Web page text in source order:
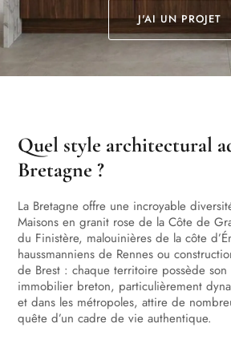
J'AI UN PROJET
Quel style architectural
Bretagne ?
La Bretagne offre une incroyable
Maisons en granit rose de la Côte de
du Finistère, malouinières de la côte
haussmanniens de Rennes ou
de Brest : chaque territoire possède
immobilier breton, particulièrement
et dans les métropoles, attire de
quête d’un cadre de vie authentique.